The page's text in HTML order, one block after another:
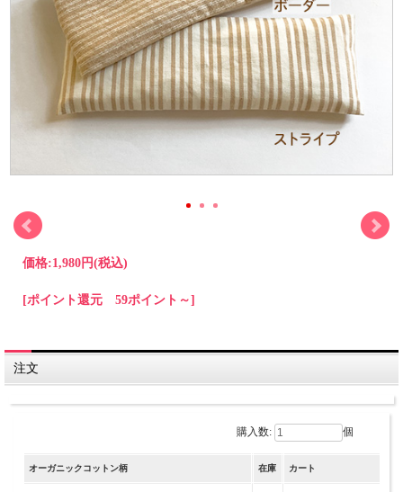
価格:1,980円(税込)
[ポイント還元 59ポイント～]
注文
購入数: 個
オーガニックコットン柄 在庫 カート